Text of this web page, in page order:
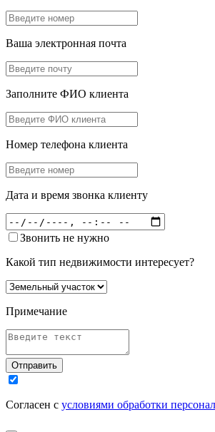
Ваша электронная почта
Заполните ФИО клиента
Номер телефона клиента
Дата и время звонка клиенту
Звонить не нужно
Какой тип недвижимости интересует?
Примечание
Отправить
Согласен с условиями обработки